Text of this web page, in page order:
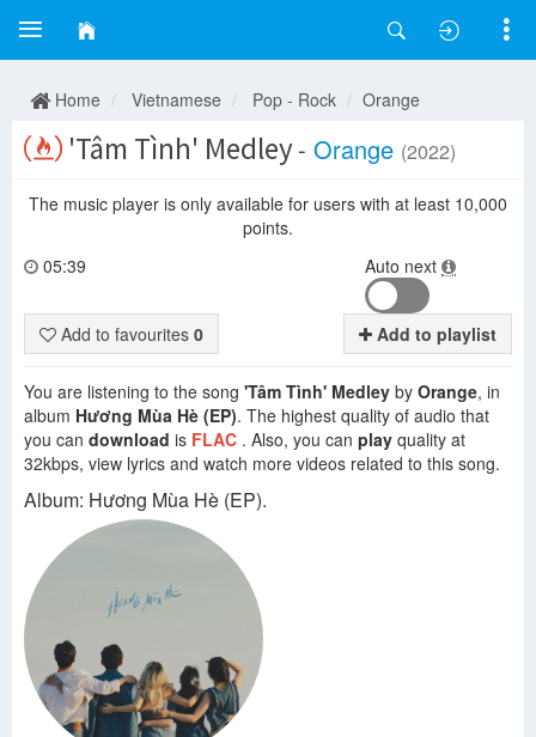
Home Vietnamese Pop - Rock Orange
'Tâm Tình' Medley- Orange (2022)
The music player is only available for users with at least 10,000
points.
05:39
Auto next
Add to favourites 0 Add to playlist
You are listening to the song 'Tâm Tình' Medley by Orange, in
album Hương Mùa Hè (EP). The highest quality of audio that
you can download is FLAC . Also, you can play quality at
32kbps, view lyrics and watch more videos related to this song.
Album: Hương Mùa Hè (EP).